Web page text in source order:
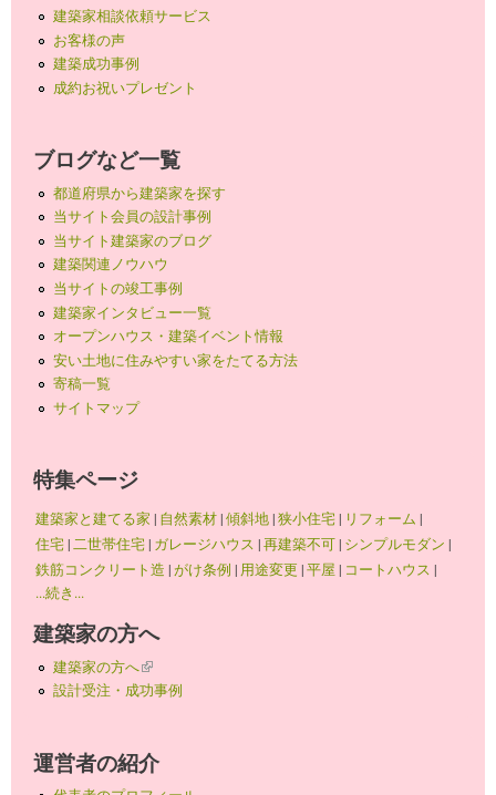
建築家相談依頼サービス
お客様の声
建築成功事例
成約お祝いプレゼント
ブログなど一覧
都道府県から建築家を探す
当サイト会員の設計事例
当サイト建築家のブログ
建築関連ノウハウ
当サイトの竣工事例
建築家インタビュー一覧
オープンハウス・建築イベント情報
安い土地に住みやすい家をたてる方法
寄稿一覧
サイトマップ
特集ページ
建築家と建てる家 | 自然素材|傾斜地|狭小住宅| リフォーム |
住宅|二世帯住宅| ガレージハウス |再建築不可| シンプルモダン |
鉄筋コンクリート造 |がけ条例 | 用途変更 |平屋 | コートハウス |
...続き...
建築家の方へ
建築家の方へ(link is external)
設計受注・成功事例
運営者の紹介